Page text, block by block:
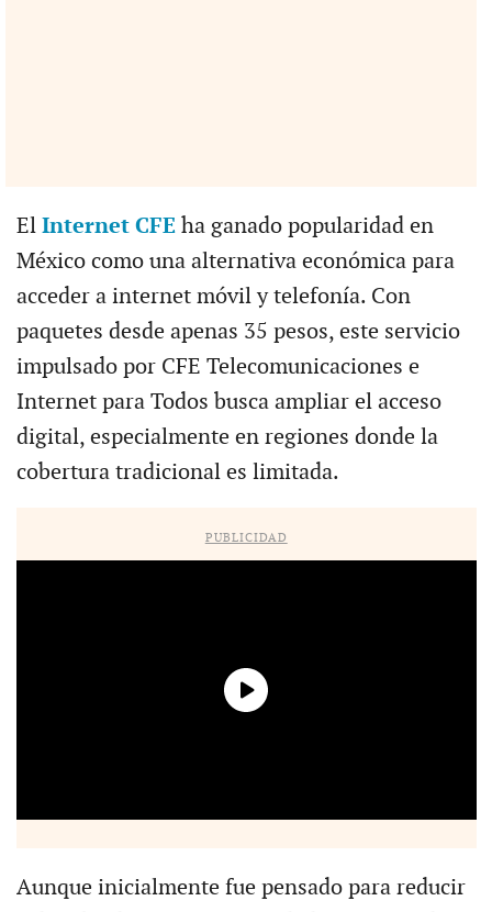
El Internet CFE ha ganado popularidad en
México como una alternativa económica para
acceder a internet móvil y telefonía. Con
paquetes desde apenas 35 pesos, este servicio
impulsado por CFE Telecomunicaciones e
Internet para Todos busca ampliar el acceso
digital, especialmente en regiones donde la
cobertura tradicional es limitada.
PUBLICIDAD
Aunque inicialmente fue pensado para reducir